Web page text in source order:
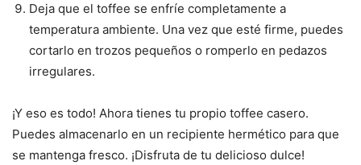
Deja que el toffee se enfríe completamente a
temperatura ambiente. Una vez que esté firme, puedes
cortarlo en trozos pequeños o romperlo en pedazos
irregulares.
¡Y eso es todo! Ahora tienes tu propio toffee casero.
Puedes almacenarlo en un recipiente hermético para que
se mantenga fresco. ¡Disfruta de tu delicioso dulce!